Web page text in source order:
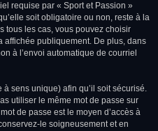
requise par « Sport et Passion »
soit obligatoire ou non, reste à la
tous les cas, vous pouvez choisir
affichée publiquement. De plus, dans
à l’envoi automatique de courriel
sens unique) afin qu’il soit sécurisé.
utiliser le même mot de passe sur
de passe est le moyen d’accès à
le soigneusement et en